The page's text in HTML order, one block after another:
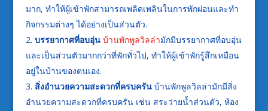
มาก, ทำให้ผู้เข้าพักสามารถเพลิดเพลินในการพักผ่อนและทำ
กิจกรรมต่างๆ ได้อย่างเป็นส่วนตัว.
บรรยากาศที่อบอุ่น บ้านพักพูลวิลล่ามักมีบรรยากาศที่อบอุ่น
และเป็นส่วนตัวมากกว่าที่พักทั่วไป, ทำให้ผู้เข้าพักรู้สึกเหมือน
อยู่ในบ้านของตนเอง.
สิ่งอำนวยความสะดวกที่ครบครันบ้านพักพูลวิลล่ามักมีสิ่ง
อำนวยความสะดวกที่ครบครัน เช่น สระว่ายน้ำส่วนตัว, ห้อง